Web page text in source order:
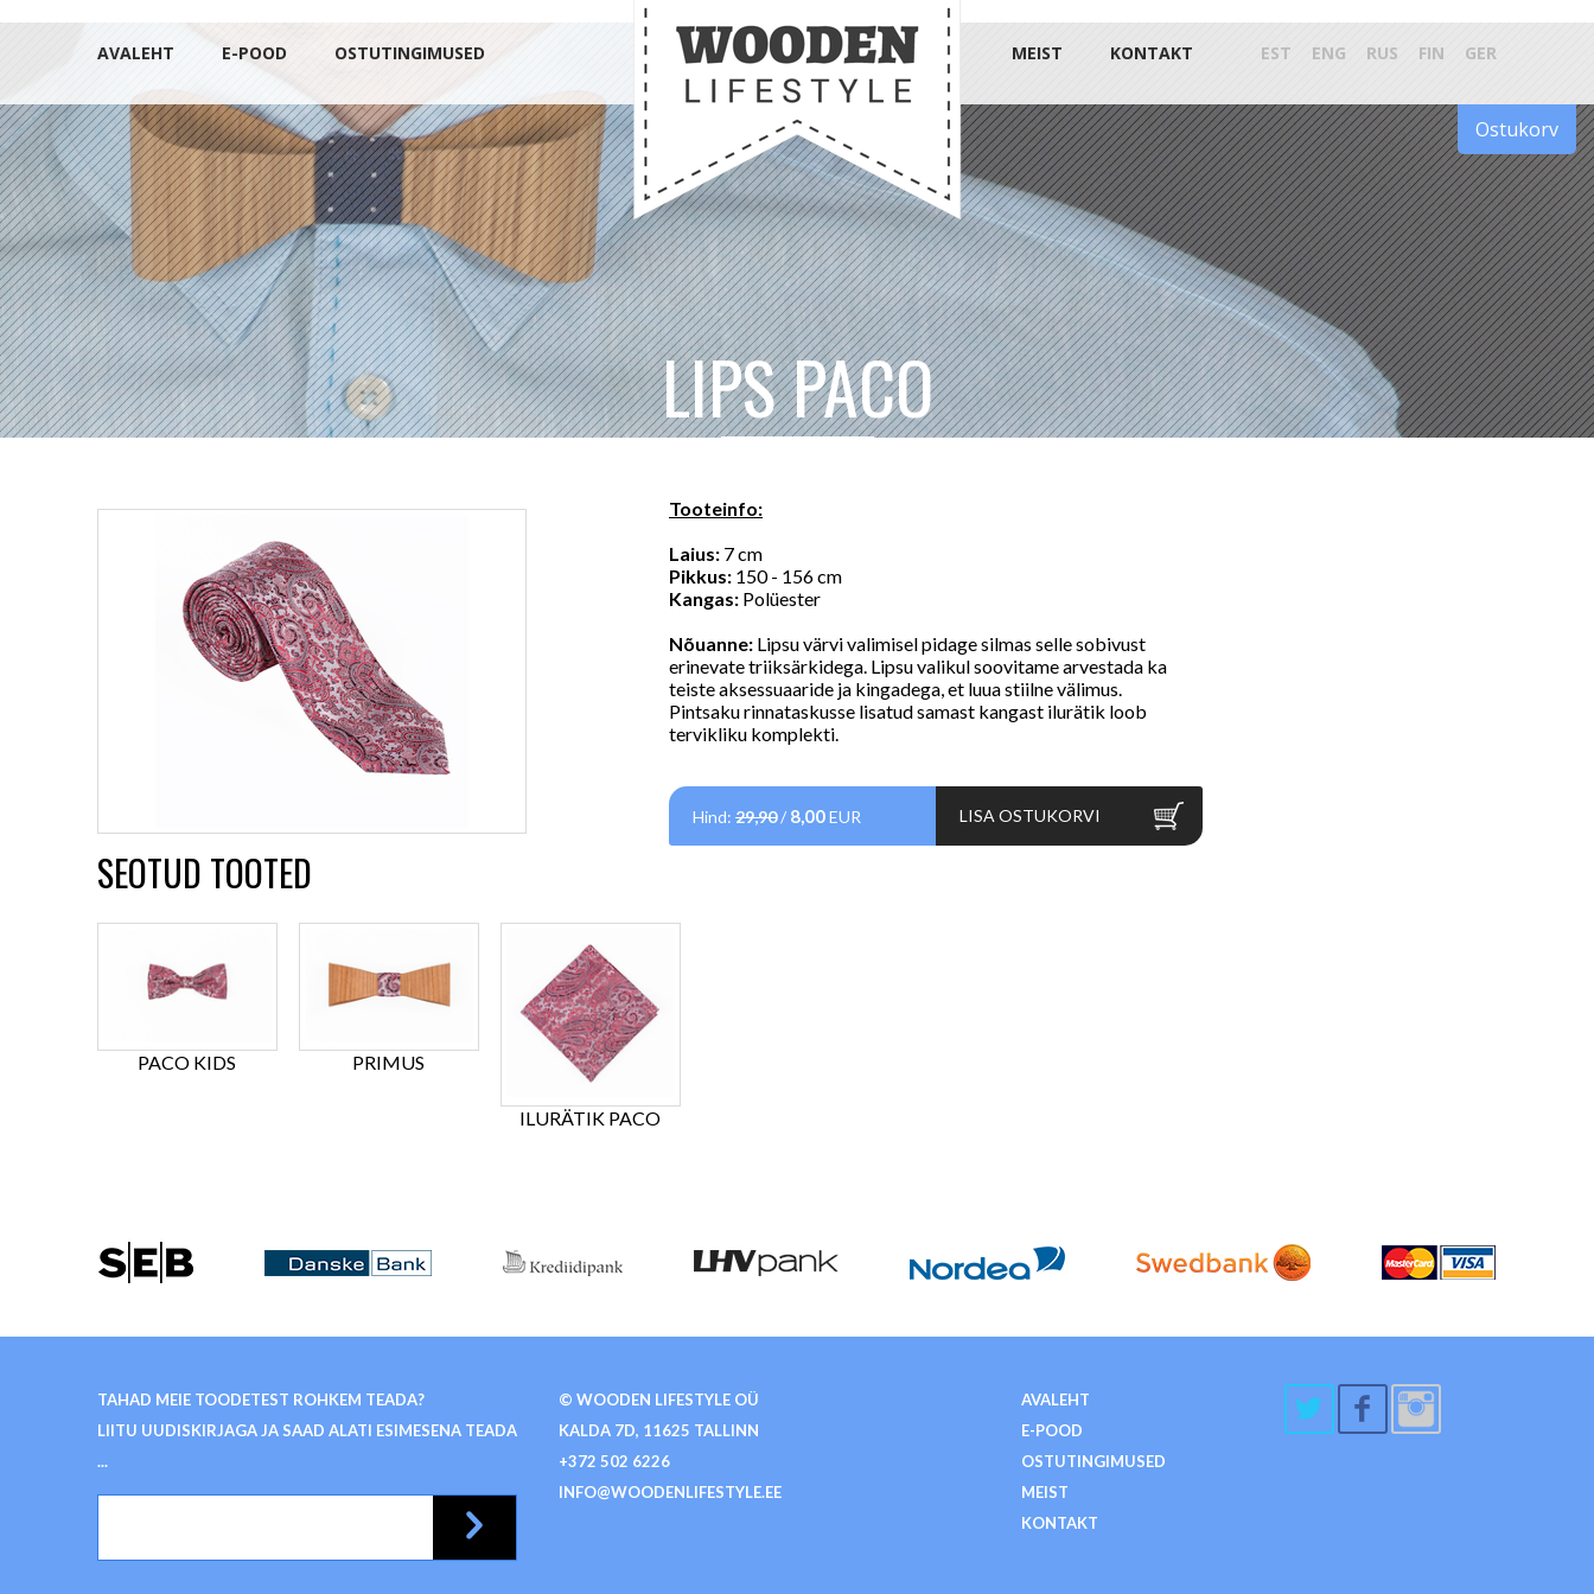
AVALEHT E-POOD OSTUTINGIMUSED MEIST KONTAKT EST ENG RUS FIN GER
Ostukorv
LIPS PACO
Tooteinfo:
Laius: 7 cm
Pikkus: 150 - 156 cm
Kangas: Polüester
Nõuanne: Lipsu värvi valimisel pidage silmas selle sobivust
erinevate triiksärkidega. Lipsu valikul soovitame arvestada ka
teiste aksessuaaride ja kingadega, et luua stiilne välimus.
Pintsaku rinnataskusse lisatud samast kangast ilurätik loob
tervikliku komplekti.
Hind: 29,90/ 8,00EUR LISA OSTUKORVI
SEOTUD TOOTED
PACO KIDS PRIMUS
ILURÄTIK PACO
TAHAD MEIE TOODETEST ROHKEM TEADA?
LIITU UUDISKIRJAGA JA SAAD ALATI ESIMESENA TEADA
...
© WOODEN LIFESTYLE OÜ
KALDA 7D, 11625 TALLINN
+372 502 6226
INFO@WOODENLIFESTYLE.EE
AVALEHT
E-POOD
OSTUTINGIMUSED
MEIST
KONTAKT